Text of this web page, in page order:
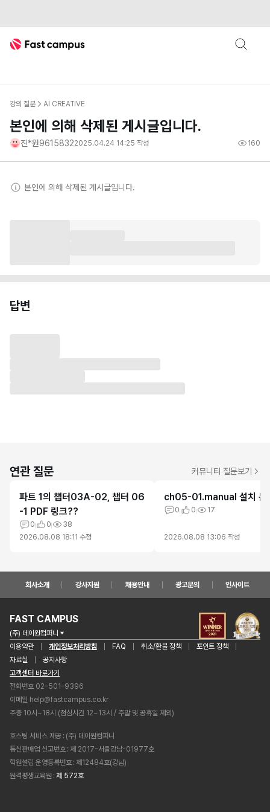
Fast Campus
강의 질문 AI CREATIVE
본인에 의해 삭제된 게시글입니다.
진*원96158322025.04.24 14:25 작성 160
본인에 의해 삭제된 게시글입니다.
답변
연관 질문 커뮤니티 질문보기
파트 1의 챕터03A-02, 챕터 06
-1 PDF 링크??
0 0
38
2026.08.08 18:11 수정
ch05-01.manual 설치 문
0 0 17
2026.08.08 13:06 작성
회사소개 강사지원 채용안내 광고문의 인사이트
FAST CAMPUS
(주) 데이원컴퍼니
이용약관
개인정보처리방침 FAQ 취소/환불 정책
포인트 정책
자료실
공지사항
고객센터 바로가기
전화번호 02-501-9396
이메일 help@fastcampus.co.kr
주중 10시~18시 (점심시간 12~13시 / 주말 및 공휴일 제외)
호스팅 서비스 제공 (주) 데이원컴퍼니
통신판매업 신고번호 제 2017-서울강남-01977호
학원설립 운영등록번호 제12484호(강남)
원격평생교육원 제 572호